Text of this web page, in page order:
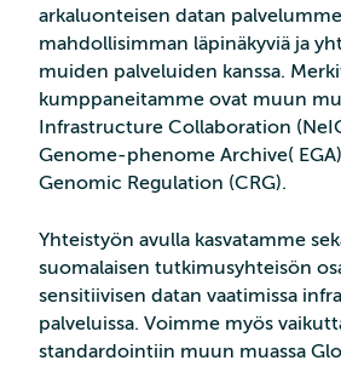
arkaluonteisen datan
mahdollisimman läpinäkyviä ja
muiden palveluiden kanssa.
kumppaneitamme ovat muun
Infrastructure Collaboration
Genome-phenome Archive(
Genomic Regulation (CRG).
Yhteistyön avulla kasvatamme
suomalaisen tutkimusyhteisön
sensitiivisen datan vaatimissa
palveluissa. Voimme myös
standardointiin muun muassa